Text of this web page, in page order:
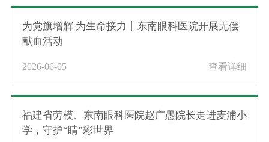
为党旗增辉 为生命接力丨东南眼科医院开展无偿
献血活动
2026-06-05 查看详细
福建省劳模、东南眼科医院赵广愚院长走进麦浦小
学，守护“睛”彩世界